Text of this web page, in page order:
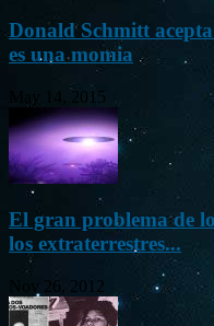
Donald Schmitt
es una momia
May 14, 2015
El gran problema de
los extraterrestres...
Nov 26, 2012